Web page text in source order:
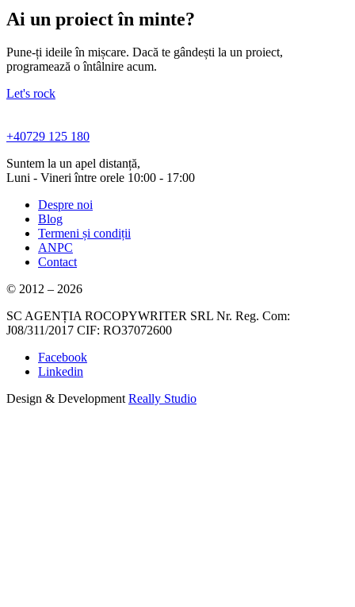
Ai un proiect în minte?
Pune-ți ideile în mișcare. Dacă te gândești la un proiect,
programează o întâlnire acum.
Let's rock
+40729 125 180
Suntem la un apel distanță,
Luni - Vineri între orele 10:00 - 17:00
Despre noi
Blog
Termeni și condiții
ANPC
Contact
© 2012 – 2026
SC AGENȚIA ROCOPYWRITER SRL Nr. Reg. Com:
J08/311/2017 CIF: RO37072600
Facebook
Linkedin
Design & DevelopmentReally Studio